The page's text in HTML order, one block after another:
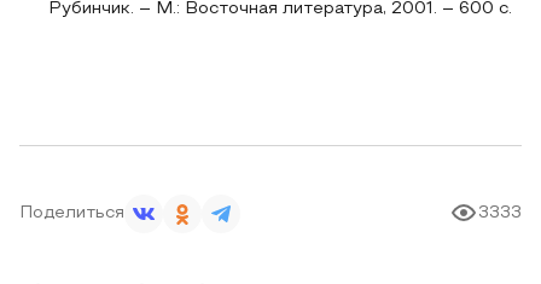
Рубинчик. – М.: Восточная литература, 2001. – 600 с.
Поделиться 3333